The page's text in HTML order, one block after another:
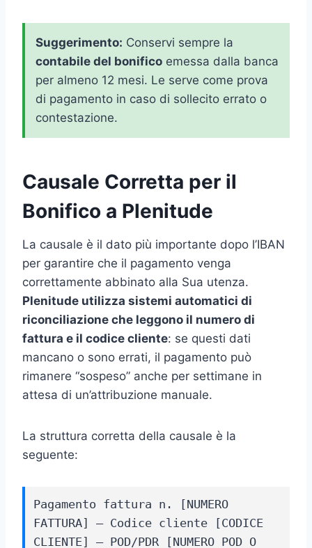
Suggerimento: Conservi sempre la
contabile del bonifico emessa dalla banca
per almeno 12 mesi. Le serve come prova
di pagamento in caso di sollecito errato o
contestazione.
Causale Corretta per il
Bonifico a Plenitude
La causale è il dato più importante dopo l’IBAN
per garantire che il pagamento venga
correttamente abbinato alla Sua utenza.
Plenitude utilizza sistemi automatici di
riconciliazione che leggono il numero di
fattura e il codice cliente: se questi dati
mancano o sono errati, il pagamento può
rimanere “sospeso” anche per settimane in
attesa di un’attribuzione manuale.
La struttura corretta della causale è la
seguente:
Pagamento fattura n. [NUMERO
FATTURA] – Codice cliente [CODICE
CLIENTE] – POD/PDR [NUMERO POD O